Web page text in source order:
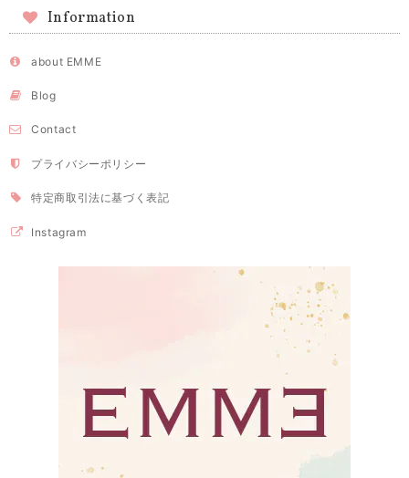
Information
about EMME
Blog
Contact
プライバシーポリシー
特定商取引法に基づく表記
Instagram